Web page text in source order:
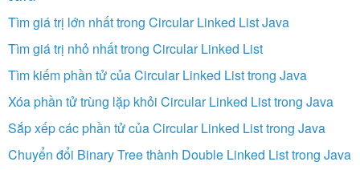
Tìm giá trị lớn nhất trong Circular Linked List Java
Tìm giá trị nhỏ nhất trong Circular Linked List
Tìm kiếm phần tử của Circular Linked List trong Java
Xóa phần tử trùng lặp khỏi Circular Linked List trong Java
Sắp xếp các phần tử của Circular Linked List trong Java
Chuyển đổi Binary Tree thành Double Linked List trong Java